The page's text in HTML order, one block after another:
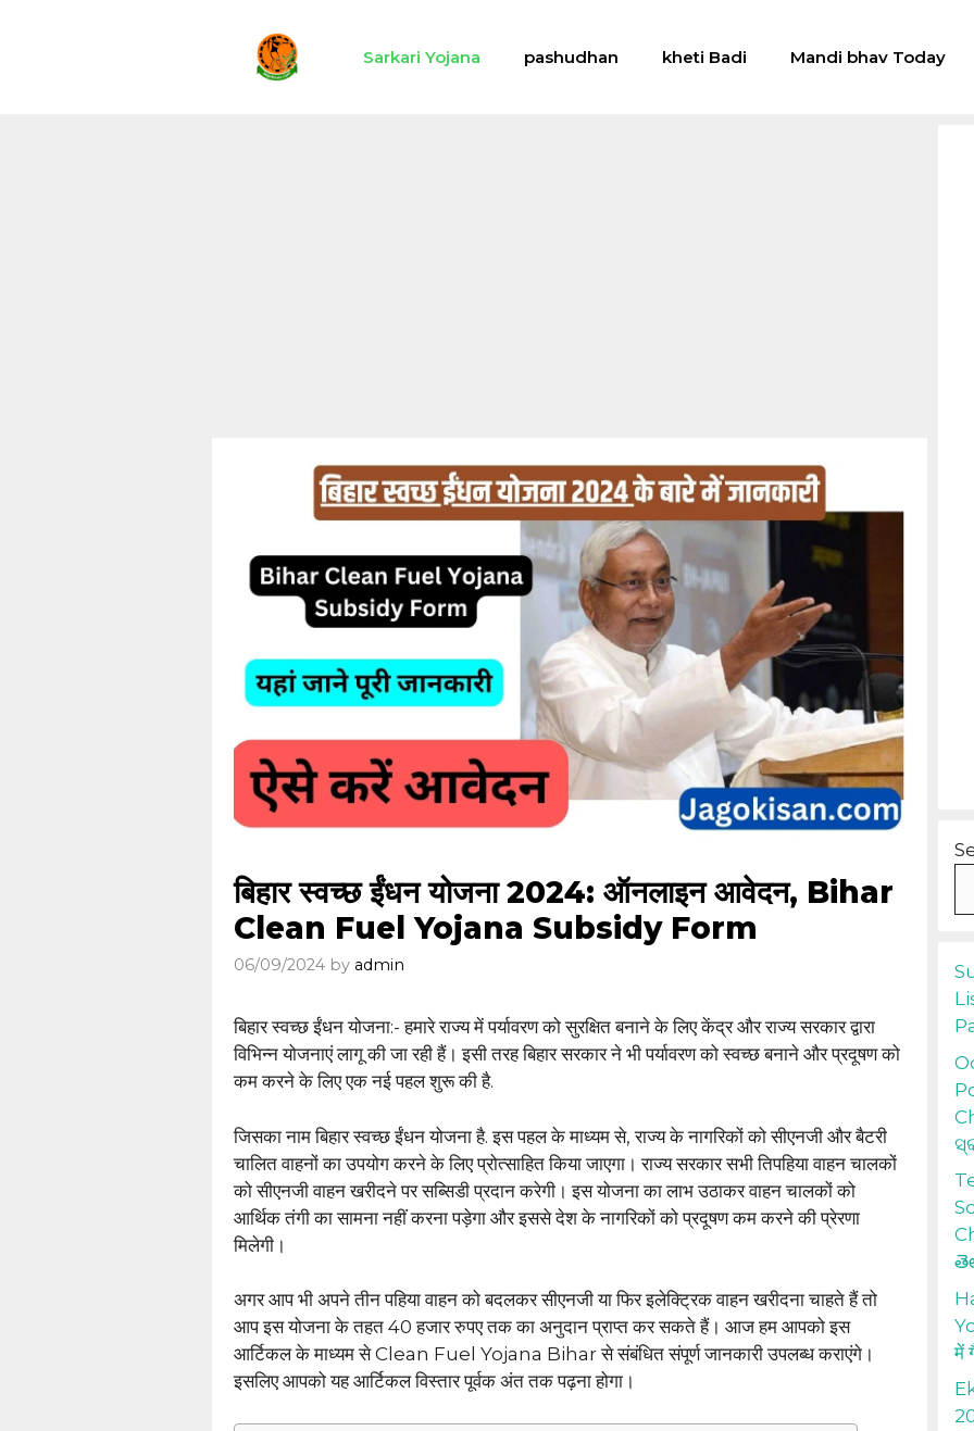
Sarkari Yojana pashudhan kheti Badi Mandi bhav Today
बिहार स्वच्छ ईंधन योजना 2024: ऑनलाइन आवेदन, Bihar
Clean Fuel Yojana Subsidy Form
06/09/2024 by admin
बिहार स्वच्छ ईंधन योजना:- हमारे राज्य में पर्यावरण को सुरक्षित बनाने के लिए केंद्र और राज्य सरकार द्वारा
विभिन्न योजनाएं लागू की जा रही हैं। इसी तरह बिहार सरकार ने भी पर्यावरण को स्वच्छ बनाने और प्रदूषण को
कम करने के लिए एक नई पहल शुरू की है.
जिसका नाम बिहार स्वच्छ ईंधन योजना है. इस पहल के माध्यम से, राज्य के नागरिकों को सीएनजी और बैटरी
चालित वाहनों का उपयोग करने के लिए प्रोत्साहित किया जाएगा। राज्य सरकार सभी तिपहिया वाहन चालकों
को सीएनजी वाहन खरीदने पर सब्सिडी प्रदान करेगी। इस योजना का लाभ उठाकर वाहन चालकों को
आर्थिक तंगी का सामना नहीं करना पड़ेगा और इससे देश के नागरिकों को प्रदूषण कम करने की प्रेरणा
मिलेगी।
अगर आप भी अपने तीन पहिया वाहन को बदलकर सीएनजी या फिर इलेक्ट्रिक वाहन खरीदना चाहते हैं तो
आप इस योजना के तहत 40 हजार रुपए तक का अनुदान प्राप्त कर सकते हैं। आज हम आपको इस
आर्टिकल के माध्यम से Clean Fuel Yojana Bihar से संबंधित संपूर्ण जानकारी उपलब्ध कराएंगे।
इसलिए आपको यह आर्टिकल विस्तार पूर्वक अंत तक पढ़ना होगा।
में